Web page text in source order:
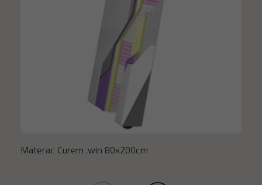
Materac Curem .win 80x200cm